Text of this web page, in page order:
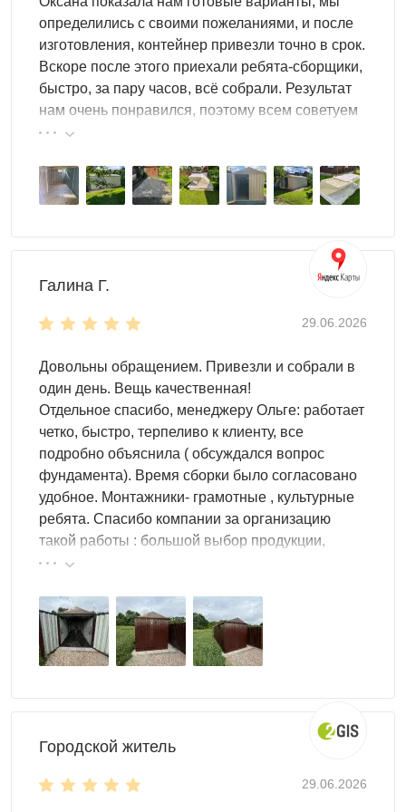
разборном гараже
Различную мототехнику: мотоциклы, квадроциклы,
генераторы, станки, насосные станции.
Сезонные предметы: колеса и шины, спортивный
инвентарь, дачную мебель.
Как осуществляется сборка гаража
Процесс монтажа интуитивно понятен и состоит из
нескольких этапов:
Сборка каркаса из стальных профилей
Монтаж стеновых и кровельных панелей
Установка ворот и дополнительных элементов
Фиксация конструкции на основании
включая соединительные элементы и подробную
инструкцию.
определились с своими пожеланиями, и после
изготовления, контейнер привезли точно в срок.
Вскоре после этого приехали ребята-сборщики,
быстро, за пару часов, всё собрали. Результат
нам очень понравился, поэтому всем советуем
эту фирму.
Галина Г.
29.06.2026
Довольны обращением. Привезли и собрали в
один день. Вещь качественная!
Отдельное спасибо, менеджеру Ольге: работает
четко, быстро, терпеливо к клиенту, все
подробно объяснила ( обсуждался вопрос
фундамента). Время сборки было согласовано
удобное. Монтажники- грамотные , культурные
ребята. Спасибо компании за организацию
такой работы : большой выбор продукции,
реальные цены.
Городской житель
29.06.2026